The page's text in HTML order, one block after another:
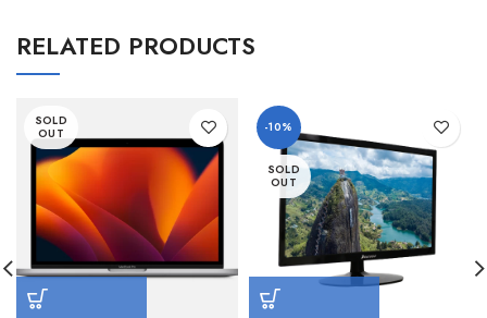
RELATED PRODUCTS
SOLD
OUT
-10%
SOLD
OUT